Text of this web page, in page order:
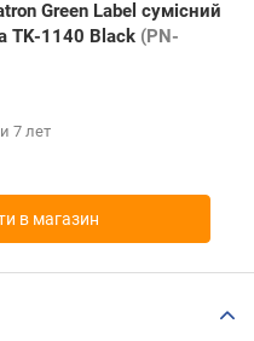
Green Label сумісний
TK-1140 Black (PN-
7 лет
в магазин